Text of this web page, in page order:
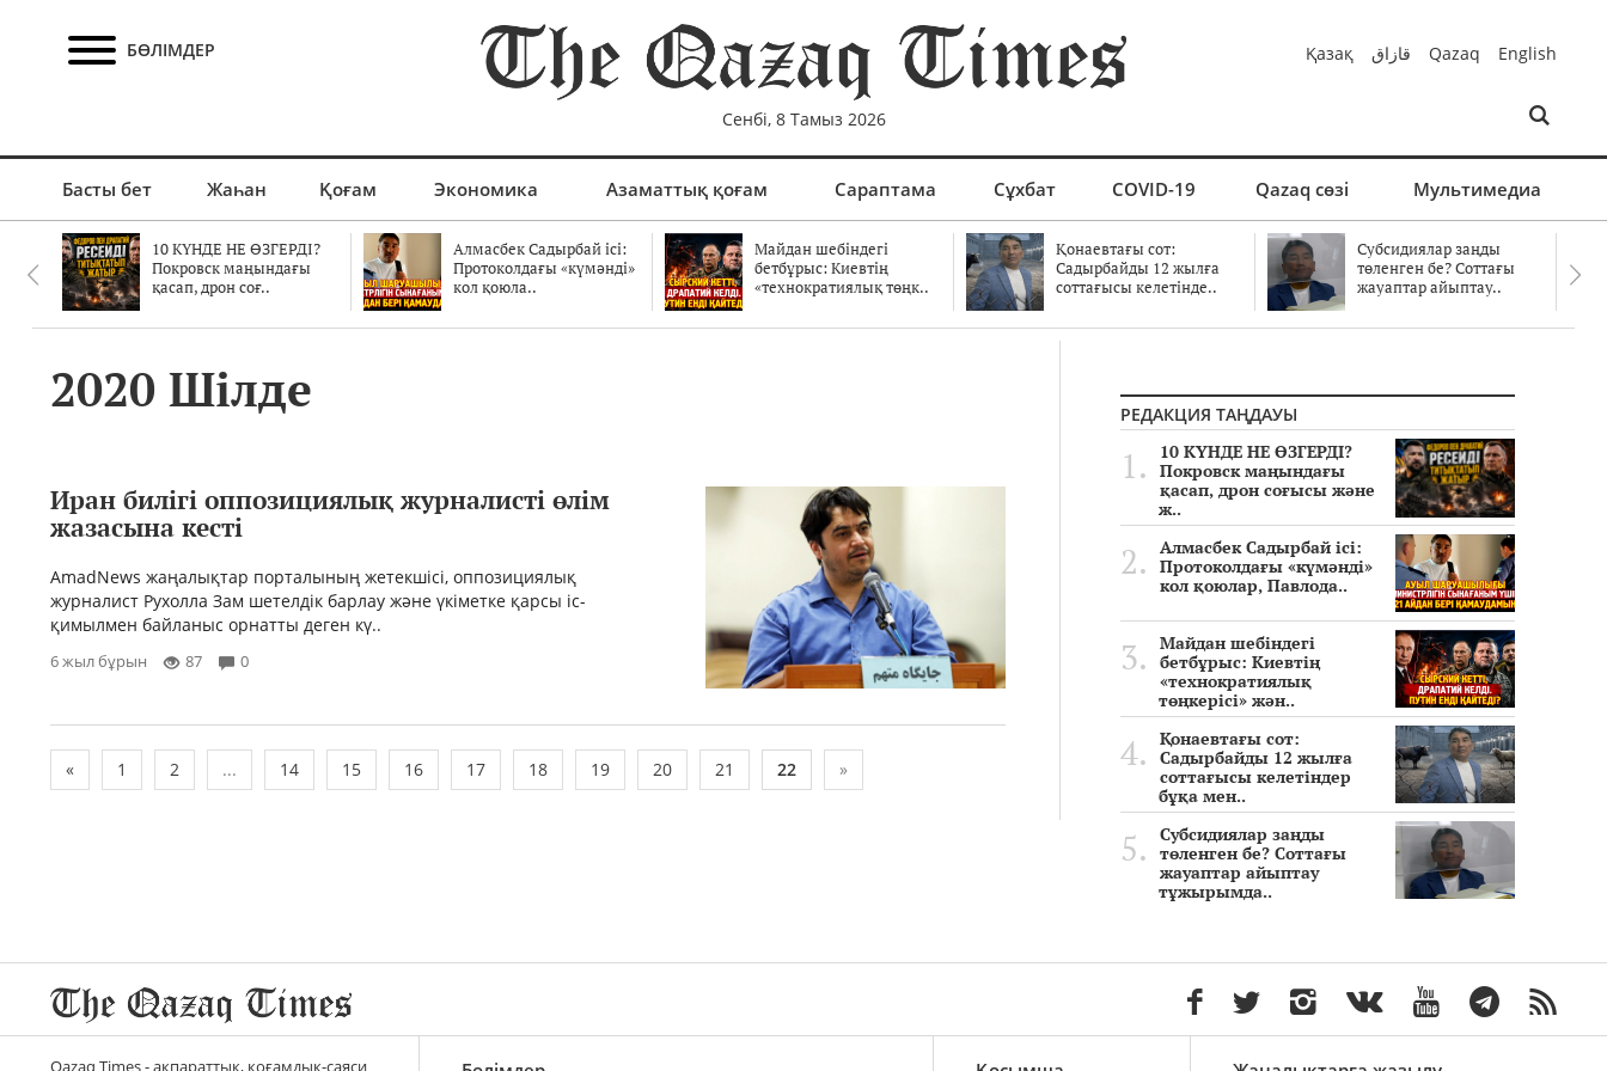
БӨЛІМДЕР
Сенбі, 8 Тамыз 2026
Қазақ قازاق Qazaq English
Басты бет Жаһан Қоғам Экономика Азаматтық қоғам Сараптама Сұхбат COVID-19 Qazaq сөзі Мультимедиа
10 КҮНДЕ НЕ ӨЗГЕРДІ?
Покровск маңындағы
қасап, дрон соғ..
Алмасбек Садырбай ісі:
Протоколдағы «күмәнді»
кол қоюла..
Майдан шебіндегі
бетбұрыс: Киевтің
«технократиялық төңк..
Қонаевтағы сот:
Садырбайды 12 жылға
соттағысы келетінде..
Субсидиялар заңды
төленген бе? Соттағы
жауаптар айыптау..
2020 Шілде
Иран билігі оппозициялық журналисті өлім
жазасына кесті
AmadNews жаңалықтар порталының жетекшісі, оппозициялық
журналист Рухолла Зам шетелдік барлау және үкіметке қарсы іс-
қимылмен байланыс орнатты деген кү..
6 жыл бұрын 87 0
« 1 2 ... 14 15 16 17 18 19 20 21 22 »
РЕДАКЦИЯ ТАҢДАУЫ
10 КҮНДЕ НЕ ӨЗГЕРДІ?
Покровск маңындағы
қасап, дрон соғысы және
ж..
Алмасбек Садырбай ісі:
Протоколдағы «күмәнді»
кол қоюлар, Павлода..
Майдан шебіндегі
бетбұрыс: Киевтің
«технократиялық
төңкерісі» жән..
Қонаевтағы сот:
Садырбайды 12 жылға
соттағысы келетіндер
бұқа мен..
Субсидиялар заңды
төленген бе? Соттағы
жауаптар айыптау
тұжырымда..